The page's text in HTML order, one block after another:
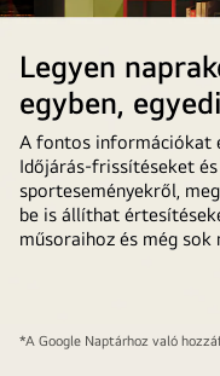
beállításának
látszik.
Legyen
egyben,
A fontos információkat
Időjárás-frissítéseket
sporteseményekről,
be is állíthat
műsoraihoz és még sok
*A Google Naptárhoz való